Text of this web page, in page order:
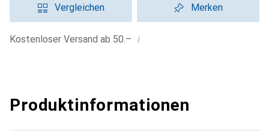
Vergleichen Merken
Kostenloser Versand ab 50.– i
Produktinformationen